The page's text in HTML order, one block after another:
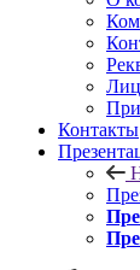
Контакты